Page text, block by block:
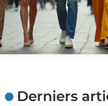
Derniers